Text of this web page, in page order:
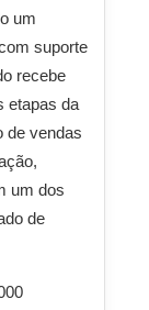
um
suporte
recebe
etapas da
de vendas
um dos
de